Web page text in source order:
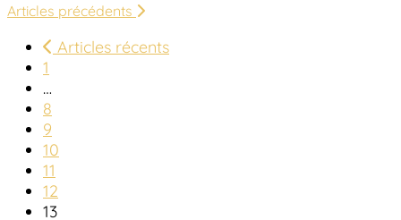
Articles précédents
Articles récents
1
…
8
9
10
11
12
13